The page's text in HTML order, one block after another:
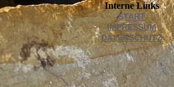
Interne Links
START
IMPRESSUM
DATENSCHUTZ